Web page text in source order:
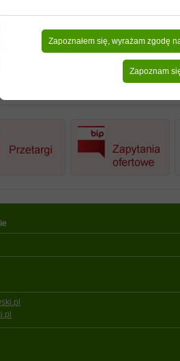
Zapoznałem się, wyrażam zgodę
Zapoznam